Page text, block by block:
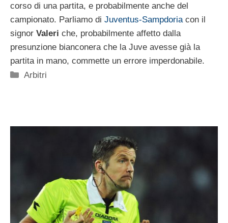
corso di una partita, e probabilmente anche del
campionato. Parliamo di Juventus-Sampdoriacon il
signor Valeri che, probabilmente affetto dalla
presunzione bianconera che la Juve avesse già la
partita in mano, commette un errore imperdonabile.
Categorie
Arbitri